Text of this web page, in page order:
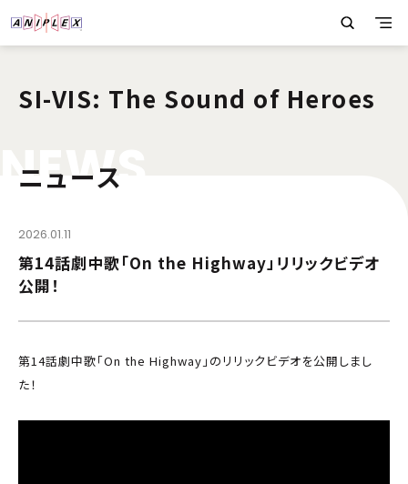
SI-VIS: The Sound of Heroes
NEWS
ニュース
2026.01.11
第14話劇中歌「On the Highway」リリックビデオ
公開！
第14話劇中歌「On the Highway」のリリックビデオを公開しまし
た！